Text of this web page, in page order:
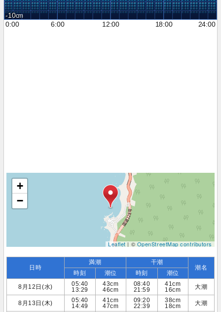
-10
0:00
6:00 12:00 18:00 24:00
+
−
Leaflet| ©OpenStreetMap contributors
日時
満潮 干潮
潮名
時刻 潮位 時刻
潮位
8月12日(水)
05:40
13:29
43cm
46cm
08:40
21:59
41cm
16cm
大潮
8月13日(木)
05:40
14:49
41cm
47cm
09:20
22:39
38cm
18cm
大潮